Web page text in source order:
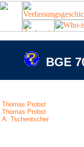
BGE
Thomas Probst
Thomas Probst
A. Tschentscher